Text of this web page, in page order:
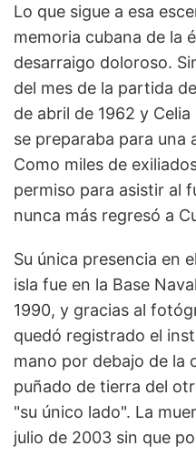
Lo que sigue a esa
memoria cubana de la
desarraigo doloroso.
del mes de la partida
de abril de 1962 y
se preparaba para una
Como miles de
permiso para asistir al
nunca más regresó a
Su única presencia en
isla fue en la Base
1990, y gracias al
quedó registrado el
mano por debajo de la
puñado de tierra del
"su único lado". La
julio de 2003 sin que